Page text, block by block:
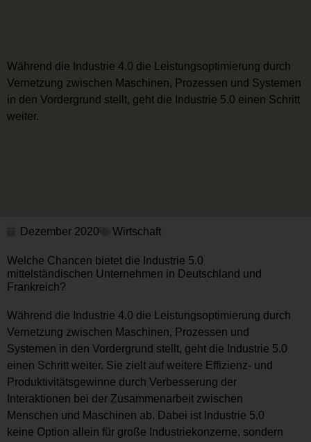
Während die Industrie 4.0 die Leistungsoptimierung durch
Vernetzung zwischen Maschinen, Prozessen und Systemen
in den Vordergrund stellt, geht die Industrie 5.0 einen Schritt
weiter.
Dezember 2020 Wirtschaft
Welche Chancen bietet die Industrie 5.0
mittelständischen Unternehmen in Deutschland und
Frankreich?
Während die Industrie 4.0 die Leistungsoptimierung durch
Vernetzung zwischen Maschinen, Prozessen und
Systemen in den Vordergrund stellt, geht die Industrie 5.0
einen Schritt weiter. Sie zielt auf weitere Effizienz- und
Produktivitätsgewinne durch Verbesserung der
Interaktionen bei der Zusammenarbeit zwischen
Menschen und Maschinen ab. Dabei ist Industrie 5.0
keine Option allein für große Industriekonzerne, sondern